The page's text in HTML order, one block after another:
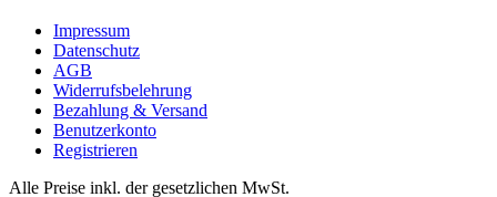
Impressum
Datenschutz
AGB
Widerrufsbelehrung
Bezahlung & Versand
Benutzerkonto
Registrieren
Alle Preise inkl. der gesetzlichen MwSt.